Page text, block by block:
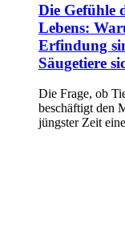
Die Gefühle
Lebens:
Erfindung
Säugetiere
Die Frage, ob
beschäftigt den
jüngster Zeit